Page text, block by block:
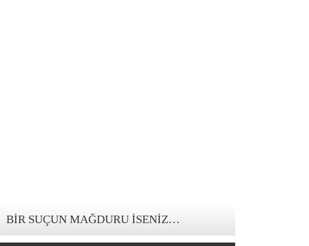
BIR SUÇUN MAĞDURU İSENIZ…